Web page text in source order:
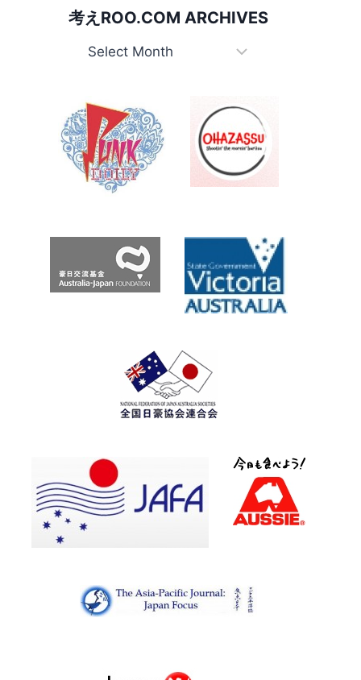
線
で
か
な
い
BIG
MOSQUITO
考えROO.COM ARCHIVES
考
Archives